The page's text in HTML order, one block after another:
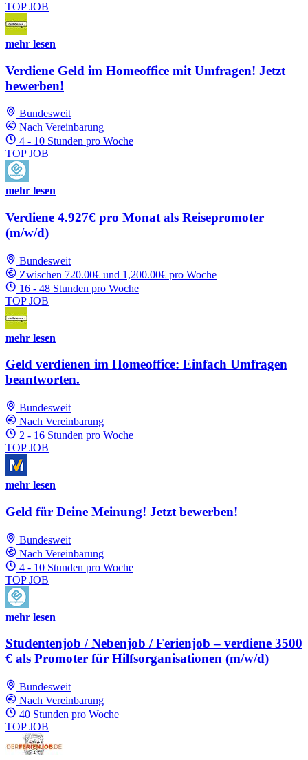
TOP JOB
mehr lesen
Verdiene Geld im Homeoffice mit Umfragen! Jetzt
bewerben!
Bundesweit
Nach Vereinbarung
4 - 10 Stunden pro Woche
TOP JOB
mehr lesen
Verdiene 4.927€ pro Monat als Reisepromoter
(m/w/d)
Bundesweit
Zwischen 720.00€ und 1,200.00€ pro Woche
16 - 48 Stunden pro Woche
TOP JOB
mehr lesen
Geld verdienen im Homeoffice: Einfach Umfragen
beantworten.
Bundesweit
Nach Vereinbarung
2 - 16 Stunden pro Woche
TOP JOB
mehr lesen
Geld für Deine Meinung! Jetzt bewerben!
Bundesweit
Nach Vereinbarung
4 - 10 Stunden pro Woche
TOP JOB
mehr lesen
Studentenjob / Nebenjob / Ferienjob – verdiene 3500
€ als Promoter für Hilfsorganisationen (m/w/d)
Bundesweit
Nach Vereinbarung
40 Stunden pro Woche
TOP JOB